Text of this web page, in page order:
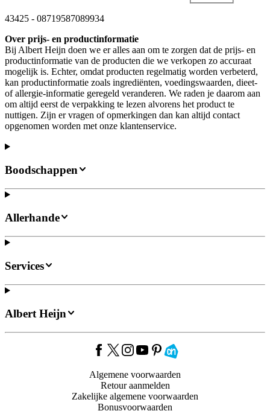
43425 - 08719587089934
Over prijs- en productinformatie
Bij Albert Heijn doen we er alles aan om te zorgen dat de prijs- en
productinformatie van de producten die we verkopen zo accuraat
mogelijk is. Echter, omdat producten regelmatig worden verbeterd,
kan productinformatie zoals ingrediënten, voedingswaarden, dieet-
of allergie-informatie geregeld veranderen. We raden je daarom aan
om altijd eerst de verpakking te lezen alvorens het product te
nuttigen. Zijn er vragen of opmerkingen dan kan altijd contact
opgenomen worden met onze klantenservice.
Boodschappen
Allerhande
Services
Albert Heijn
Algemene voorwaarden
Retour aanmelden
Zakelijke algemene voorwaarden
Bonusvoorwaarden